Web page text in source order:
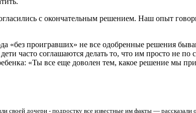
с окончательным решением. Наш опыт
«без проигравших» не все одобренные решения
часто соглашаются делать то, что им просто не
«Ты все еще доволен тем, какое решение мы
дочери - подростку все известные им факты — рассказали